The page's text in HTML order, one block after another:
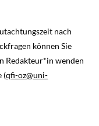
nach
können Sie
Redakteur*in wenden
(qfi-oz@uni-